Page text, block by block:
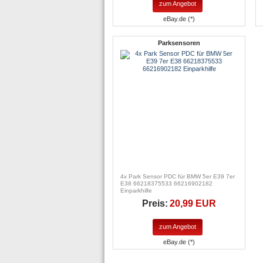
zum Angebot
eBay.de (*)
Parksensoren
4x Park Sensor PDC für BMW 5er E39 7er
E38 66218375533 66216902182
Einparkhilfe
Preis: 20,99 EUR
zum Angebot
eBay.de (*)